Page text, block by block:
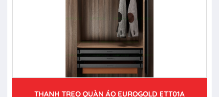
THANH TREO QUÀN ÁO EUROGOLD ETT01A